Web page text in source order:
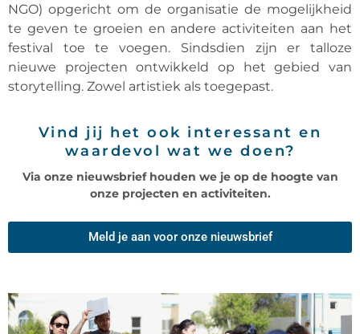
NGO) opgericht om de organisatie de mogelijkheid
te geven te groeien en andere activiteiten aan het
festival toe te voegen. Sindsdien zijn er talloze
nieuwe projecten ontwikkeld op het gebied van
storytelling. Zowel artistiek als toegepast.
Vind jij het ook interessant en
waardevol wat we doen?
Via onze nieuwsbrief houden we je op de hoogte van
onze projecten en activiteiten.
Meld je aan voor onze nieuwsbrief